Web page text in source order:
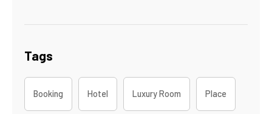
Tags
Booking Hotel Luxury Room Place